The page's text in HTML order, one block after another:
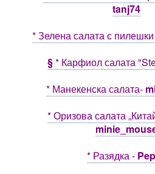
tanj74
* Зелена салата с
§* Карфиол салата
* Манекенска салата-
* Оризова салата
* Разядка -